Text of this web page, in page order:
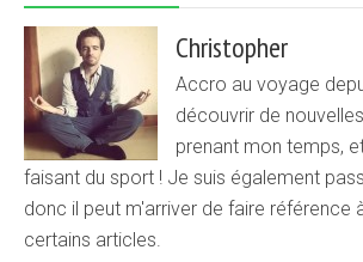
Christopher
Accro au voyage
découvrir de
prenant mon temps,
faisant du sport ! Je suis également
donc il peut m'arriver de faire référence
certains articles.